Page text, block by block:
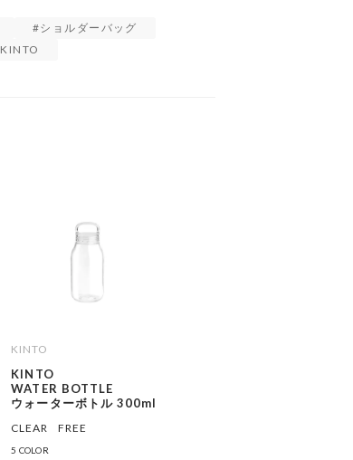
ショルダーバッグ
KINTO
KINTO
KINTO
WATER BOTTLE
ウォーターボトル 300ml
CLEAR FREE
5 COLOR